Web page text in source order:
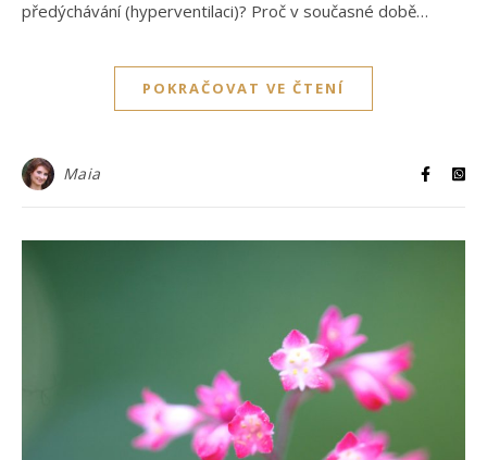
předýchávání (hyperventilaci)? Proč v současné době…
POKRAČOVAT VE ČTENÍ
Maia